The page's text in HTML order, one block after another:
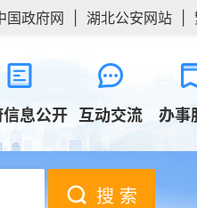
国政府网 湖北公安网站
息公开 互动交流 办事
搜 索